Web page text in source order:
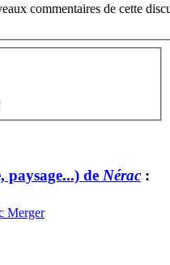
commentaires de cette
paysage...) de Nérac :
Merger